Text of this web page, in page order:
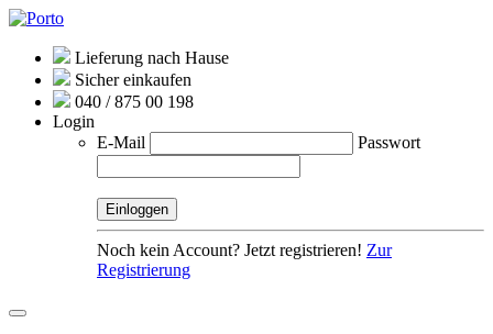
Lieferung nach Hause
Sicher einkaufen
040 / 875 00 198
Login
E-Mail
Passwort
Noch kein Account? Jetzt registrieren! Zur
Registrierung